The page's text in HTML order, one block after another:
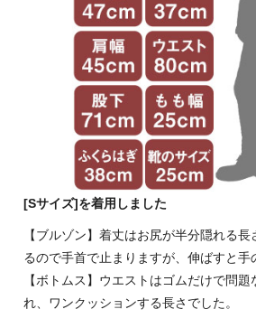
[Sサイズ]を着用しました
【ブルゾン】着丈はお尻が半分隠れる
るので手首で止まりますが、伸ばすと手
【ボトムス】ウエストはゴムだけで問
れ、ワンクッションする長さでした。